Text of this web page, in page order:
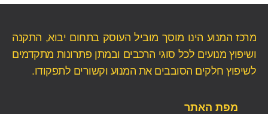
מרכז המנוע הינו מוסך מוביל העוסק בתחום יבוא, התקנה
ושיפוץ מנועים לכל סוגי הרכבים ובמתן פתרונות מתקדמים
לשיפוץ חלקים הסובבים את המנוע וקשורים לתפקודו.
מפת האתר